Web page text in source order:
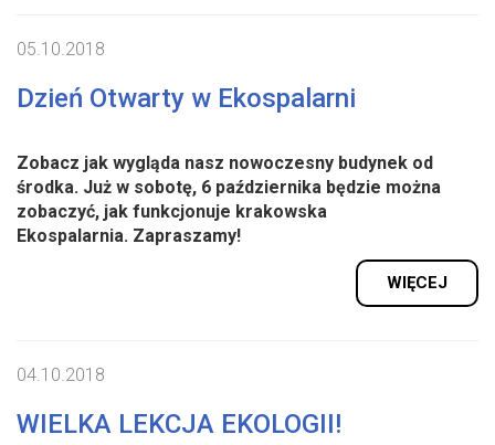
05.10.2018
Dzień Otwarty w Ekospalarni
Zobacz jak wygląda nasz nowoczesny budynek od
środka. Już w sobotę, 6 października będzie można
zobaczyć, jak funkcjonuje krakowska
Ekospalarnia. Zapraszamy!
WIĘCEJ
04.10.2018
WIELKA LEKCJA EKOLOGII!